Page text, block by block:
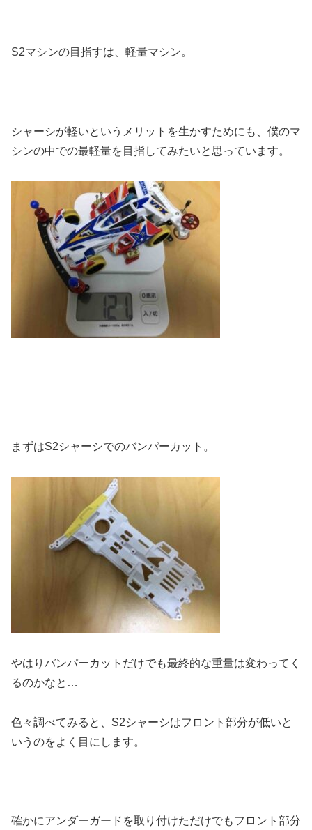
S2マシンの目指すは、軽量マシン。
シャーシが軽いというメリットを生かすためにも、僕のマ
シンの中での最軽量を目指してみたいと思っています。
まずはS2シャーシでのバンパーカット。
やはりバンパーカットだけでも最終的な重量は変わってく
るのかなと…
色々調べてみると、S2シャーシはフロント部分が低いと
いうのをよく目にします。
確かにアンダーガードを取り付けただけでもフロント部分